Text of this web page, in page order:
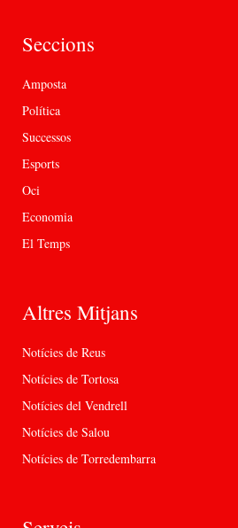
Seccions
Amposta
Política
Successos
Esports
Oci
Economia
El Temps
Altres Mitjans
Notícies de Reus
Notícies de Tortosa
Notícies del Vendrell
Notícies de Salou
Notícies de Torredembarra